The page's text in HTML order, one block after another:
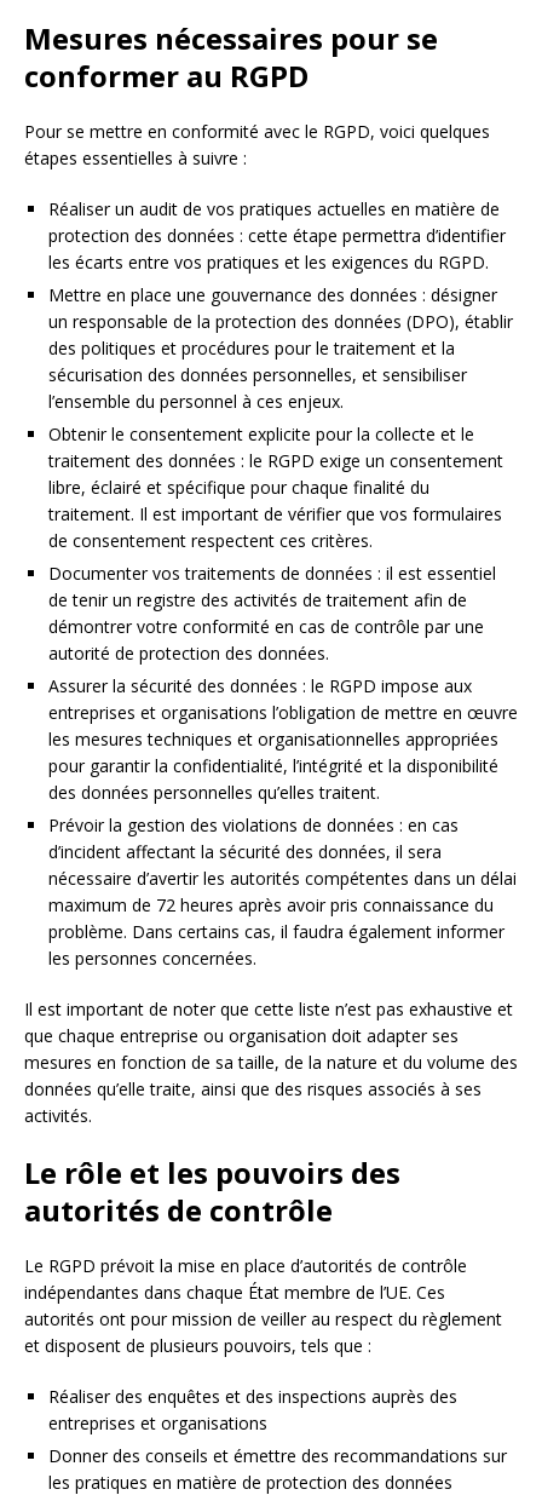
Mesures nécessaires pour se
conformer au RGPD
Pour se mettre en conformité avec le RGPD, voici quelques
étapes essentielles à suivre :
Réaliser un audit de vos pratiques actuelles en matière de
protection des données : cette étape permettra d’identifier
les écarts entre vos pratiques et les exigences du RGPD.
Mettre en place une gouvernance des données : désigner
un responsable de la protection des données (DPO), établir
des politiques et procédures pour le traitement et la
sécurisation des données personnelles, et sensibiliser
l’ensemble du personnel à ces enjeux.
Obtenir le consentement explicite pour la collecte et le
traitement des données : le RGPD exige un consentement
libre, éclairé et spécifique pour chaque finalité du
traitement. Il est important de vérifier que vos formulaires
de consentement respectent ces critères.
Documenter vos traitements de données : il est essentiel
de tenir un registre des activités de traitement afin de
démontrer votre conformité en cas de contrôle par une
autorité de protection des données.
Assurer la sécurité des données : le RGPD impose aux
entreprises et organisations l’obligation de mettre en œuvre
les mesures techniques et organisationnelles appropriées
pour garantir la confidentialité, l’intégrité et la disponibilité
des données personnelles qu’elles traitent.
Prévoir la gestion des violations de données : en cas
d’incident affectant la sécurité des données, il sera
nécessaire d’avertir les autorités compétentes dans un délai
maximum de 72 heures après avoir pris connaissance du
problème. Dans certains cas, il faudra également informer
les personnes concernées.
Il est important de noter que cette liste n’est pas exhaustive et
que chaque entreprise ou organisation doit adapter ses
mesures en fonction de sa taille, de la nature et du volume des
données qu’elle traite, ainsi que des risques associés à ses
activités.
Le rôle et les pouvoirs des
autorités de contrôle
Le RGPD prévoit la mise en place d’autorités de contrôle
indépendantes dans chaque État membre de l’UE. Ces
autorités ont pour mission de veiller au respect du règlement
et disposent de plusieurs pouvoirs, tels que :
Réaliser des enquêtes et des inspections auprès des
entreprises et organisations
Donner des conseils et émettre des recommandations sur
les pratiques en matière de protection des données